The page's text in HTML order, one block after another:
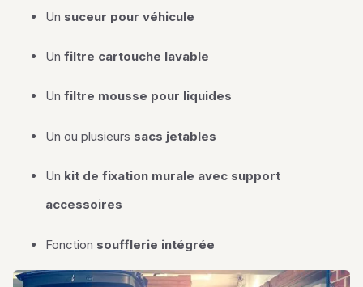
Un suceur pour véhicule
Un filtre cartouche lavable
Un filtre mousse pour liquides
Un ou plusieurs sacs jetables
Un kit de fixation murale avec support
accessoires
Fonction soufflerie intégrée